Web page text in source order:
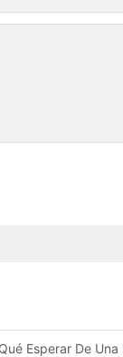
De Playa
Qué Esperar De